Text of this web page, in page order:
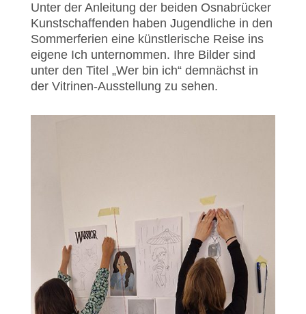
Unter der Anleitung der beiden Osnabrücker
Kunstschaffenden haben Jugendliche in den
Sommerferien eine künstlerische Reise ins
eigene Ich unternommen. Ihre Bilder sind
unter den Titel „Wer bin ich“ demnächst in
der Vitrinen-Ausstellung zu sehen.